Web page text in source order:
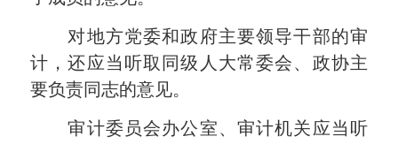
对地方党委和政府主要领导干部的审
计，还应当听取同级人大常委会、政协主
要负责同志的意见。
审计委员会办公室、审计机关应当听